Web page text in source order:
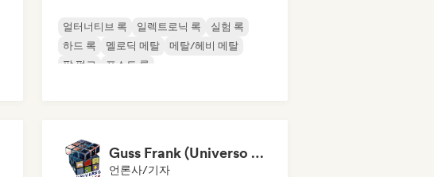
얼터너티브 록 일렉트로닉 록
실험 록
하드 록
멜로딕 메탈
메탈/헤비 메탈
팝 펑크
포스트 록
Guss Frank (Universo do Rock)
언론사/기자